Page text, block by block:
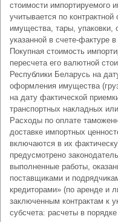
стоимости импортируемого
учитывается по
имущества, тары, упаковки,
указанной в счете-фактуре
Покупная стоимость
пересчета его валютной
Республики Беларусь на
оформления имущества
на дату фактической
транспортных накладных
Расходы по оплате
доставке импортных
включаются в их
предусмотрено
выполненные работы,
поставщиками и
кредиторами» (по аренде и
заключенным контрактам к
субсчета: расчеты в